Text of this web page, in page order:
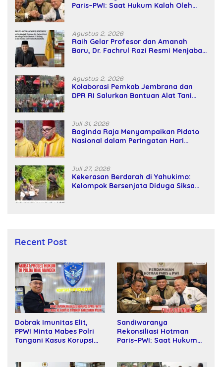
Paris–PWI: Saat Hukum Kalah Oleh
Agustus 2, 2026
Raih Gelar Profesor dan Amanah
Baru, Dr. Fachrul Razi Resmi Menjabat
Agustus 2, 2026
Kolaborasi Pemkab Jembrana dan
DPR RI Salurkan Bantuan Alat Tani
Juli 31, 2026
Baginda Raja Menyampaikan Pidato
Nasional dalam Peringatan Hari
Juli 27, 2026
Kekerasan Berdarah di Yahukimo:
Kelompok Bersenjata Diduga Siksa
Recent Post
Dobrak Imunitas Elit,
PPWI Minta Mabes Polri
Tangani Kasus Korupsi
Sandiwaranya
Rekonsiliasi Hotman
Paris–PWI: Saat Hukum